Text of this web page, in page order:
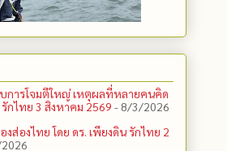
การโจมตีใหญ่ เหตุผลที่หลายคนคิด
รักไทย 3 สิงหาคม 2569 - 8/3/2026
ส่องไทย โดย ดร. เพียงดิน รักไทย 2